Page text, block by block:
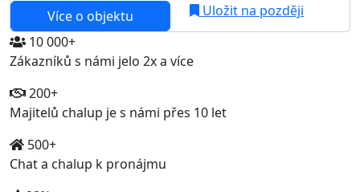
Více o objektu
Uložit na později
10 000+
Zákazníků s námi jelo 2x a více
200+
Majitelů chalup je s námi přes 10 let
500+
Chat a chalup k pronájmu